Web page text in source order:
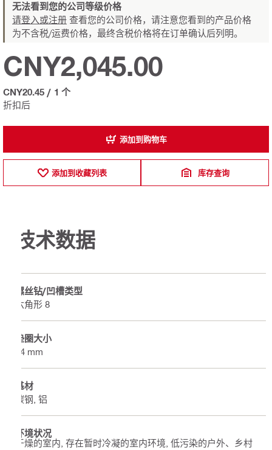
无法看到您的公司等级价格
请登入或注册 查看您的公司价格，请注意您看到的产品价格
为不含税/运费价格，最终含税价格将在订单确认后列明。
折扣后
CNY2,045.00
CNY20.45 / 1 个
添加到购物车
添加到收藏列表 库存查询
技术数据
螺丝钻/凹槽类型
六角形 8
垫圈大小
14 mm
基材
碳钢, 铝
环境状况
干燥的室内, 存在暂时冷凝的室内环境, 低污染的户外、乡村